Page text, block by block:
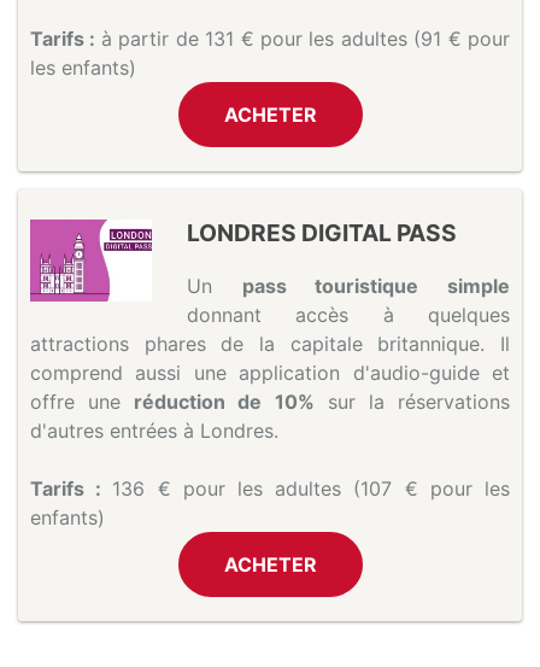
Tarifs : à partir de 131 € pour les adultes (91 € pour
les enfants)
ACHETER
LONDRES DIGITAL PASS
Un pass touristique simple
donnant accès à quelques
attractions phares de la capitale britannique. Il
comprend aussi une application d'audio-guide et
offre une réduction de 10% sur la réservations
d'autres entrées à Londres.
Tarifs : 136 € pour les adultes (107 € pour les
enfants)
ACHETER